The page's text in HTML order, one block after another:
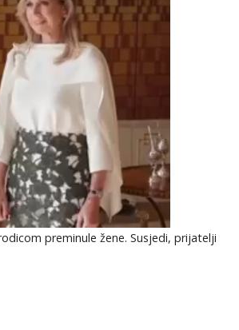
preminule žene. Susjedi, prijatelji